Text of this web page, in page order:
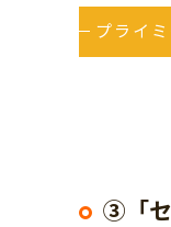
プライ
③「セ